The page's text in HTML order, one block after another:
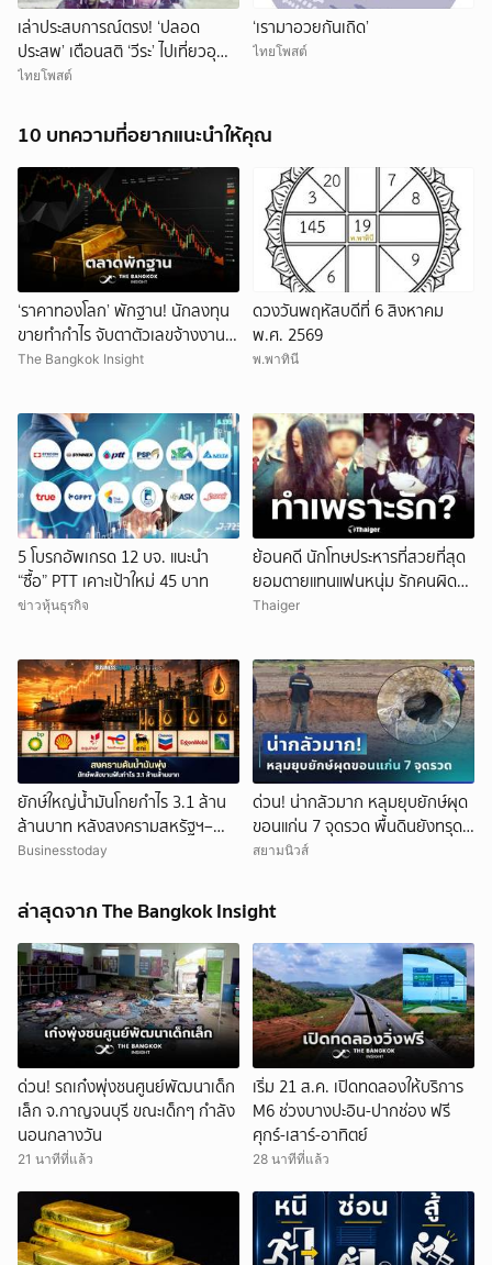
เล่าประสบการณ์ตรง! ‘ปลอด
ประสพ’ เตือนสติ ‘วีระ’ ไปเที่ยวอุ
ทยานฯ ต้องยอมรับธรรมชาติดิบๆ
ไทยโพสต์
‘เรามาอวยกันเถิด’
ไทยโพสต์
10 บทความที่อยากแนะนำให้คุณ
‘ราคาทองโลก’ พักฐาน! นักลงทุน
ขายทำกำไร จับตาตัวเลขจ้างงาน
สหรัฐ
The Bangkok Insight
ดวงวันพฤหัสบดีที่ 6 สิงหาคม
พ.ศ. 2569
พ.พาทินี
5 โบรกอัพเกรด 12 บจ. แนะนำ
“ซื้อ” PTT เคาะเป้าใหม่ 45 บาท
ข่าวหุ้นธุรกิจ
ย้อนคดี นักโทษประหารที่สวยที่สุด
ยอมตายแทนแฟนหนุ่ม รักคนผิด
ชีวิตดิ่งเหว
Thaiger
ยักษ์ใหญ่น้ำมันโกยกำไร 3.1 ล้าน
ล้านบาท หลังสงครามสหรัฐฯ–
อิหร่านดันราคาพลังงานพุ่ง
Businesstoday
ด่วน! น่ากลัวมาก หลุมยุบยักษ์ผุด
ขอนแก่น 7 จุดรวด พื้นดินยังทรุด
ไม่หยุด ชาวบ้านผวาหนัก
สยามนิวส์
ล่าสุดจาก The Bangkok Insight
ด่วน! รถเก๋งพุ่งชนศูนย์พัฒนาเด็ก
เล็ก จ.กาญจนบุรี ขณะเด็กๆ กำลัง
นอนกลางวัน
21 นาทีที่แล้ว
เริ่ม 21 ส.ค. เปิดทดลองให้บริการ
M6 ช่วงบางปะอิน-ปากช่อง ฟรี
ศุกร์-เสาร์-อาทิตย์
28 นาทีที่แล้ว